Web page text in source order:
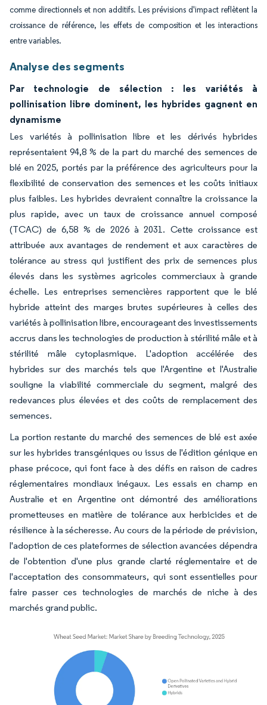
comme directionnels et non additifs. Les prévisions d'impact reflètent la
croissance de référence, les effets de composition et les interactions
entre variables.
Analyse des segments
Par technologie de sélection : les variétés à
pollinisation libre dominent, les hybrides gagnent en
dynamisme
Les variétés à pollinisation libre et les dérivés hybrides
représentaient 94,8 % de la part du marché des semences de
blé en 2025, portés par la préférence des agriculteurs pour la
flexibilité de conservation des semences et les coûts initiaux
plus faibles. Les hybrides devraient connaître la croissance la
plus rapide, avec un taux de croissance annuel composé
(TCAC) de 6,58 % de 2026 à 2031. Cette croissance est
attribuée aux avantages de rendement et aux caractères de
tolérance au stress qui justifient des prix de semences plus
élevés dans les systèmes agricoles commerciaux à grande
échelle. Les entreprises semencières rapportent que le blé
hybride atteint des marges brutes supérieures à celles des
variétés à pollinisation libre, encourageant des investissements
accrus dans les technologies de production à stérilité mâle et à
stérilité mâle cytoplasmique. L'adoption accélérée des
hybrides sur des marchés tels que l'Argentine et l'Australie
souligne la viabilité commerciale du segment, malgré des
redevances plus élevées et des coûts de remplacement des
semences.
La portion restante du marché des semences de blé est axée
sur les hybrides transgéniques ou issus de l'édition génique en
phase précoce, qui font face à des défis en raison de cadres
réglementaires mondiaux inégaux. Les essais en champ en
Australie et en Argentine ont démontré des améliorations
prometteuses en matière de tolérance aux herbicides et de
résilience à la sécheresse. Au cours de la période de prévision,
l'adoption de ces plateformes de sélection avancées dépendra
de l'obtention d'une plus grande clarté réglementaire et de
l'acceptation des consommateurs, qui sont essentielles pour
faire passer ces technologies de marchés de niche à des
marchés grand public.